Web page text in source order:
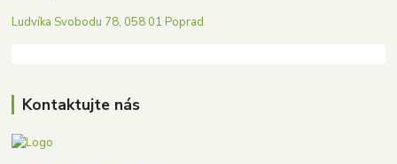
Ludvíka Svobodu 78, 058 01 Poprad
Kontaktujte nás